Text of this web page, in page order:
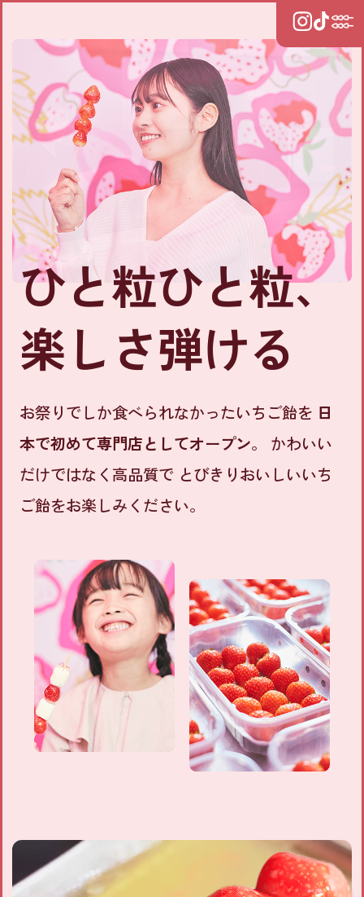
ひと粒ひと粒、
楽しさ弾ける
お祭りでしか食べられなかったいちご飴を 日
本で初めて専門店としてオープン。
かわいい
だけではなく高品質で とびきりおいしいいち
ご飴をお楽しみください。